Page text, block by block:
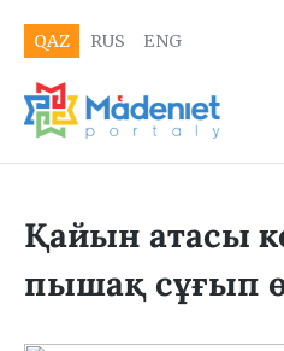
QAZ RUS ENG
Қайын атасы
пышақ сұғып